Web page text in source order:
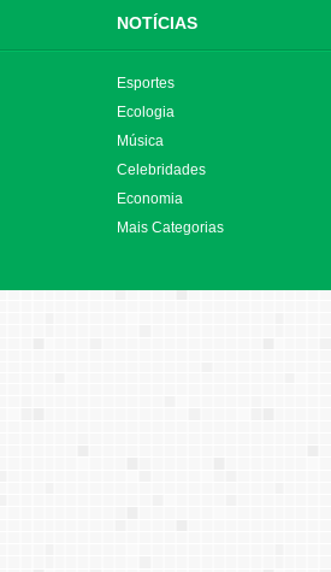
NOTÍCIAS
Esportes
Ecologia
Música
Celebridades
Economia
Mais Categorias